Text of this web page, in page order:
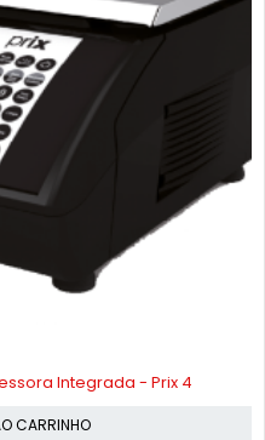
Integrada - Prix 4
CARRINHO